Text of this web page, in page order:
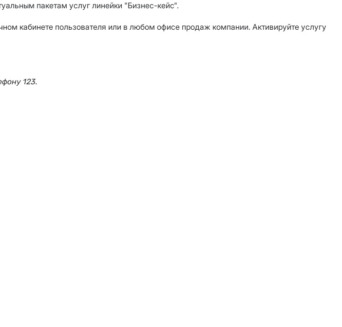
пакетам услуг линейки "Бизнес-кейс".
кабинете пользователя или в любом офисе продаж компании. Активируйте услугу
123.